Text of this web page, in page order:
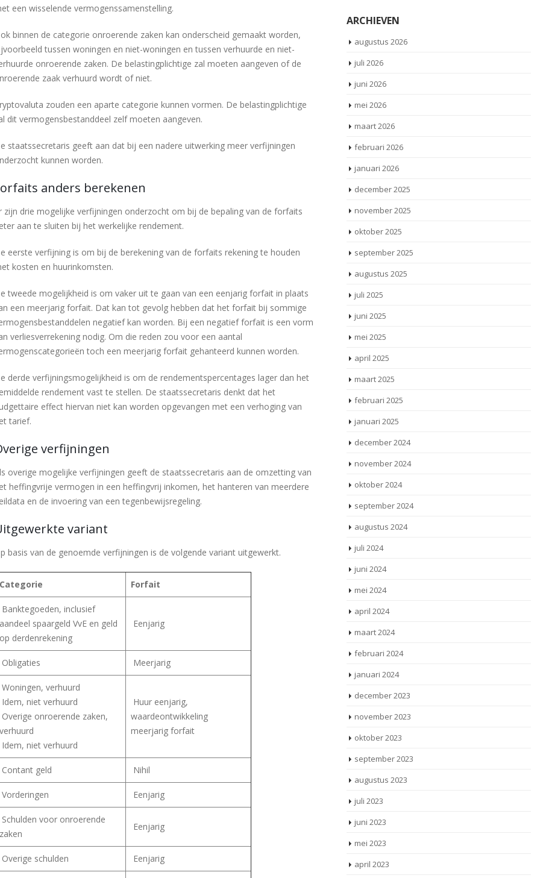
een wisselende vermogenssamenstelling.
binnen de categorie onroerende zaken kan onderscheid gemaakt worden,
tussen woningen en niet-woningen en tussen verhuurde en niet-
onroerende zaken. De belastingplichtige zal moeten aangeven of de
zaak verhuurd wordt of niet.
zouden een aparte categorie kunnen vormen. De belastingplichtige
dit vermogensbestanddeel zelf moeten aangeven.
staatssecretaris geeft aan dat bij een nadere uitwerking meer verfijningen
kunnen worden.
anders berekenen
zijn drie mogelijke verfijningen onderzocht om bij de bepaling van de forfaits
aan te sluiten bij het werkelijke rendement.
eerste verfijning is om bij de berekening van de forfaits rekening te houden
kosten en huurinkomsten.
tweede mogelijkheid is om vaker uit te gaan van een eenjarig forfait in plaats
een meerjarig forfait. Dat kan tot gevolg hebben dat het forfait bij sommige
negatief kan worden. Bij een negatief forfait is een vorm
verliesverrekening nodig. Om die reden zou voor een aantal
toch een meerjarig forfait gehanteerd kunnen worden.
derde verfijningsmogelijkheid is om de rendementspercentages lager dan het
rendement vast te stellen. De staatssecretaris denkt dat het
effect hiervan niet kan worden opgevangen met een verhoging van
tarief.
verfijningen
overige mogelijke verfijningen geeft de staatssecretaris aan de omzetting van
heffingvrije vermogen in een heffingvrij inkomen, het hanteren van meerdere
en de invoering van een tegenbewijsregeling.
variant
basis van de genoemde verfijningen is de volgende variant uitgewerkt.
Categorie Forfait
Banktegoeden, inclusief
aandeel spaargeld VvE en geld
op derdenrekening
Eenjarig
Obligaties Meerjarig
Woningen, verhuurd
Idem, niet verhuurd
Overige onroerende zaken,
verhuurd
Idem, niet verhuurd
Huur eenjarig,
waardeontwikkeling
meerjarig forfait
Contant geld Nihil
Vorderingen Eenjarig
Schulden voor onroerende
zaken
Eenjarig
Overige schulden Eenjarig
ARCHIEVEN
augustus 2026
juli 2026
juni 2026
mei 2026
maart 2026
februari 2026
januari 2026
december 2025
november 2025
oktober 2025
september 2025
augustus 2025
juli 2025
juni 2025
mei 2025
april 2025
maart 2025
februari 2025
januari 2025
december 2024
november 2024
oktober 2024
september 2024
augustus 2024
juli 2024
juni 2024
mei 2024
april 2024
maart 2024
februari 2024
januari 2024
december 2023
november 2023
oktober 2023
september 2023
augustus 2023
juli 2023
juni 2023
mei 2023
april 2023